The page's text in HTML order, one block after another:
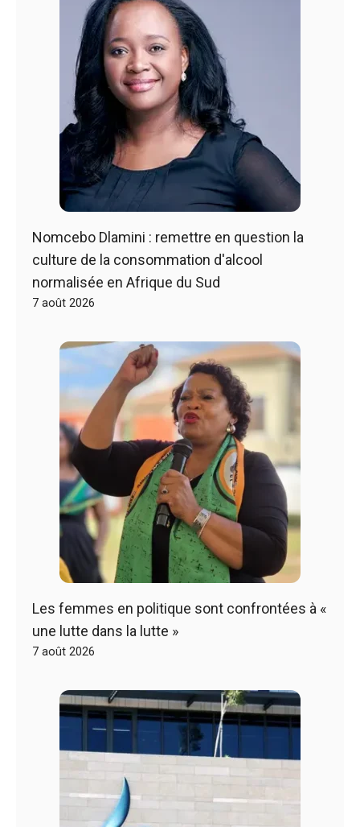
Nomcebo Dlamini : remettre en question la
culture de la consommation d'alcool
normalisée en Afrique du Sud
7 août 2026
Les femmes en politique sont confrontées à «
une lutte dans la lutte »
7 août 2026